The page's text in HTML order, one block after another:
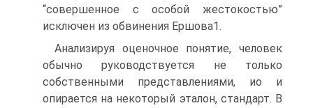
“совершенное с особой жестокостью”
исключен из обвинения Ершова1.
Анализируя оценочное понятие, человек
обычно руководствуется не только
собственными представлениями, ио и
опирается на некоторый эталон, стандарт. В